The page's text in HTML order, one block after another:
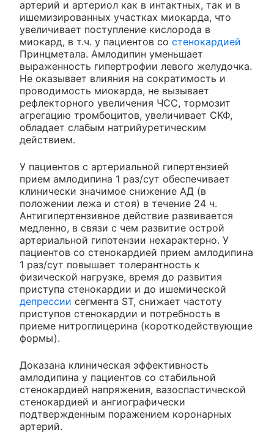
артерий и артериол как в интактных, так и в
ишемизированных участках миокарда, что
увеличивает поступление кислорода в
миокард, в т.ч. у пациентов со стенокардией
Принцметала. Амлодипин уменьшает
выраженность гипертрофии левого желудочка.
Не оказывает влияния на сократимость и
проводимость миокарда, не вызывает
рефлекторного увеличения ЧСС, тормозит
агрегацию тромбоцитов, увеличивает СКФ,
обладает слабым натрийуретическим
действием.
У пациентов с артериальной гипертензией
прием амлодипина 1 раз/сут обеспечивает
клинически значимое снижение АД (в
положении лежа и стоя) в течение 24 ч.
Антигипертензивное действие развивается
медленно, в связи с чем развитие острой
артериальной гипотензии нехарактерно. У
пациентов со стенокардией прием амлодипина
1 раз/сут повышает толерантность к
физической нагрузке, время до развития
приступа стенокардии и до ишемической
депрессии сегмента ST, снижает частоту
приступов стенокардии и потребность в
приеме нитроглицерина (короткодействующие
формы).
Доказана клиническая эффективность
амлодипина у пациентов со стабильной
стенокардией напряжения, вазоспастической
стенокардией и ангиографически
подтвержденным поражением коронарных
артерий.